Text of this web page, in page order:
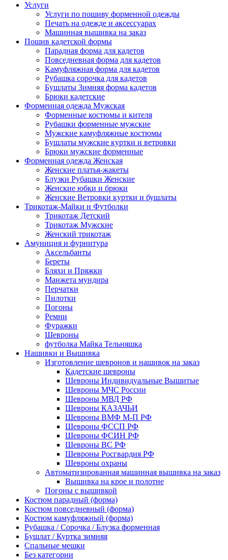
Услуги
Услуги по пошиву форменной одежды
Печать на одежде и аксессуарах
Машинная вышивка на заказ
Пошив кадетской формы
Парадная форма для кадетов
Повседневная форма для кадетов
Камуфляжная форма для кадетов
Рубашка сорочка для кадетов
Бушлаты Зимняя форма кадетов
Брюки кадетские
Форменная одежда Мужская
Форменные костюмы и кителя
Рубашки форменные мужские
Мужские камуфляжные костюмы
Бушлаты мужские куртки и ветровки
Брюки мужские форменные
Форменная одежда Женская
Женские платья-жакеты
Блузки Рубашки Женские
Женские юбки и брюки
Женские Ветровки куртки и бушлаты
Трикотаж-Майки и Футболки
Трикотаж Детский
Трикотаж Мужские
Женский трикотаж
Амуниция и фурнитура
Аксельбанты
Береты
Бляхи и Пряжки
Манжета мундира
Перчатки
Пилотки
Погоны
Ремни
Фуражки
Шевроны
футболка Майка Тельняшка
Нашивки и Вышивка
Изготовление шевронов и нашивок на заказ
Кадетские шевроны
Шевроны Индивидуальные Вышитые
Шевроны МЧС России
Шевроны МВД РФ
Шевроны КАЗАЧЬИ
Шевроны ВМФ М-П РФ
Шевроны ФССП РФ
Шевроны ФСИН РФ
Шевроны ВС РФ
Шевроны Росгвардия РФ
Шевроны охраны
Автоматизированная машинная вышивка на заказ
Вышивка на крое и полотне
Погоны с вышивкой
Костюм парадный (форма)
Костюм повседневный (форма)
Костюм камуфляжный (форма)
Рубашка / Сорочка / Блузка форменная
Бушлат / Куртка зимняя
Спальные мешки
Без категории